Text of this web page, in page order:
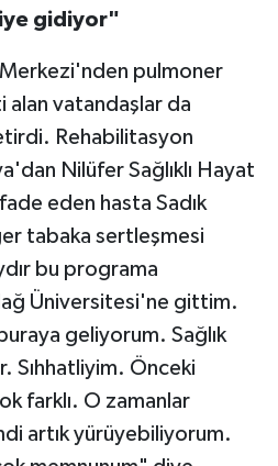
gidiyor"
Merkezi'nden pulmoner
vatandaşlar da
Rehabilitasyon
Nilüfer Sağlıklı Hayat
eden hasta Sadık
tabaka sertleşmesi
bu programa
Üniversitesi'ne gittim.
geliyorum. Sağlık
Sıhhatliyim. Önceki
farklı. O zamanlar
artık yürüyebiliyorum.